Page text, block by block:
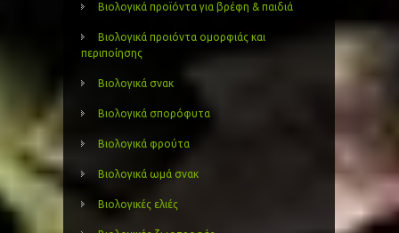
Βιολογικά προϊόντα για βρέφη & παιδιά
Βιολογικά προιόντα ομορφιάς και
περιποίησης
Βιολογικά σνακ
Βιολογικά σπορόφυτα
Βιολογικά φρούτα
Βιολογικά ωμά σνακ
Βιολογικές ελιές